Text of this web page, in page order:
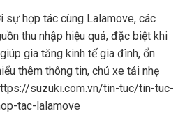
sự hợp tác cùng Lalamove, các
thu nhập hiệu quả, đặc biệt khi
gia tăng kinh tế gia đình, ổn
thêm thông tin, chủ xe tải nhẹ
suzuki.com.vn/tin-tuc/tin-tuc-
tac-lalamove